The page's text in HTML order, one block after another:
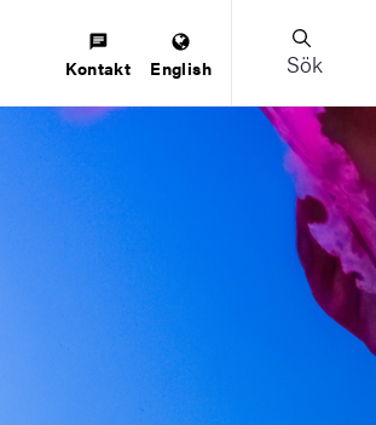
Kontakt English Sök